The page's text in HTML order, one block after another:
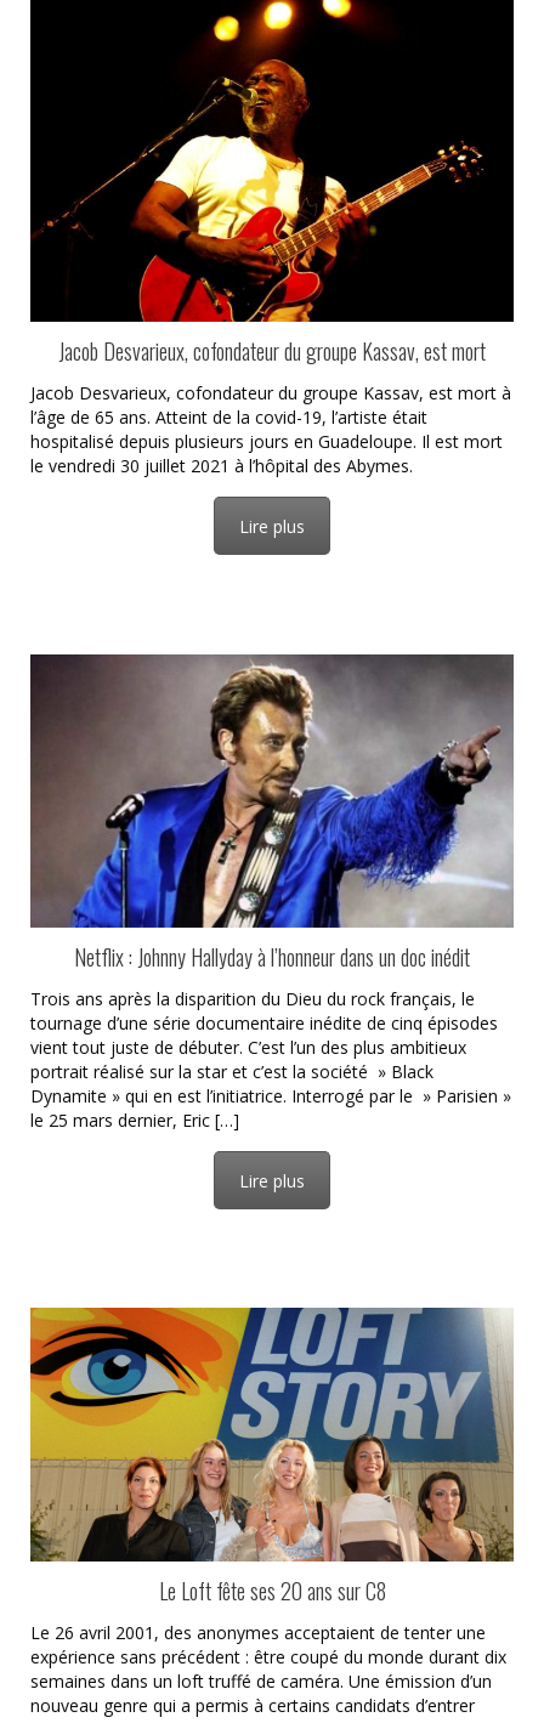
Jacob Desvarieux, cofondateur du groupe Kassav, est mort
Jacob Desvarieux, cofondateur du groupe Kassav, est mort à
l’âge de 65 ans. Atteint de la covid-19, l’artiste était
hospitalisé depuis plusieurs jours en Guadeloupe. Il est mort
le vendredi 30 juillet 2021 à l’hôpital des Abymes.
Lire plus
Netflix : Johnny Hallyday à l’honneur dans un doc inédit
Trois ans après la disparition du Dieu du rock français, le
tournage d’une série documentaire inédite de cinq épisodes
vient tout juste de débuter. C’est l’un des plus ambitieux
portrait réalisé sur la star et c’est la société » Black
Dynamite » qui en est l’initiatrice. Interrogé par le » Parisien »
le 25 mars dernier, Eric […]
Lire plus
Le Loft fête ses 20 ans sur C8
Le 26 avril 2001, des anonymes acceptaient de tenter une
expérience sans précédent : être coupé du monde durant dix
semaines dans un loft truffé de caméra. Une émission d’un
nouveau genre qui a permis à certains candidats d’entrer